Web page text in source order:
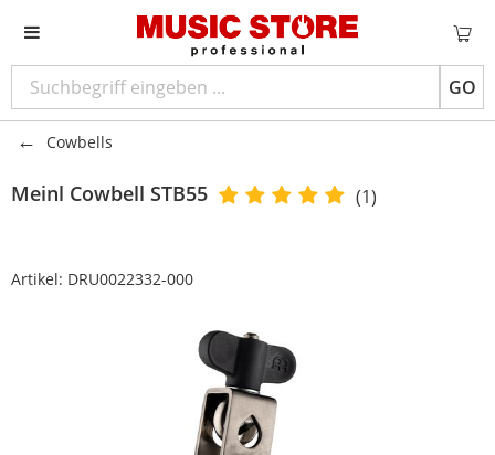
GO
Cowbells
Meinl Cowbell STB55 (1)
Artikel: DRU0022332-000